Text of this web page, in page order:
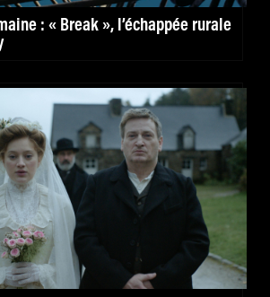
: « Break », l’échappée rurale